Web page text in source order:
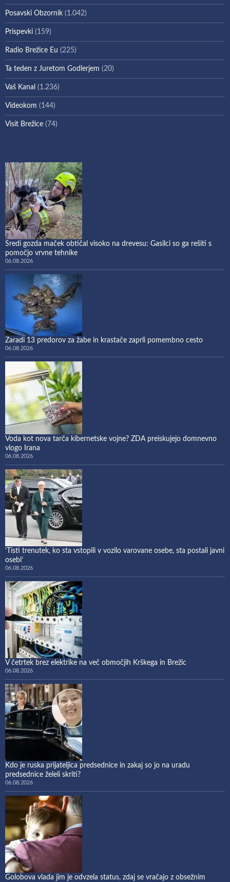
Posavski Obzornik (1.042)
Prispevki (159)
Radio Brežice Eu (225)
Ta teden z Juretom Godlerjem (20)
Vaš Kanal (1.236)
Videokom (144)
Visit Brežice (74)
Sredi gozda maček obtičal visoko na drevesu: Gasilci so ga rešiti s
pomočjo vrvne tehnike
06.08.2026
Zaradi 13 predorov za žabe in krastače zaprli pomembno cesto
06.08.2026
Voda kot nova tarča kibernetske vojne? ZDA preiskujejo domnevno
vlogo Irana
06.08.2026
‘Tisti trenutek, ko sta vstopili v vozilo varovane osebe, sta postali javni
osebi’
06.08.2026
V četrtek brez elektrike na več območjih Krškega in Brežic
06.08.2026
Kdo je ruska prijateljica predsednice in zakaj so jo na uradu
predsednice želeli skriti?
06.08.2026
Golobova vlada jim je odvzela status, zdaj se vračajo z obsežnim